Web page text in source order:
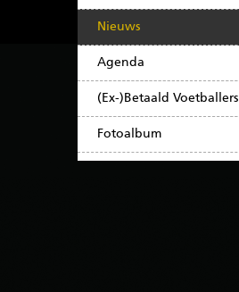
Nieuws
Agenda
(Ex-)Betaald Voetballers
Fotoalbum